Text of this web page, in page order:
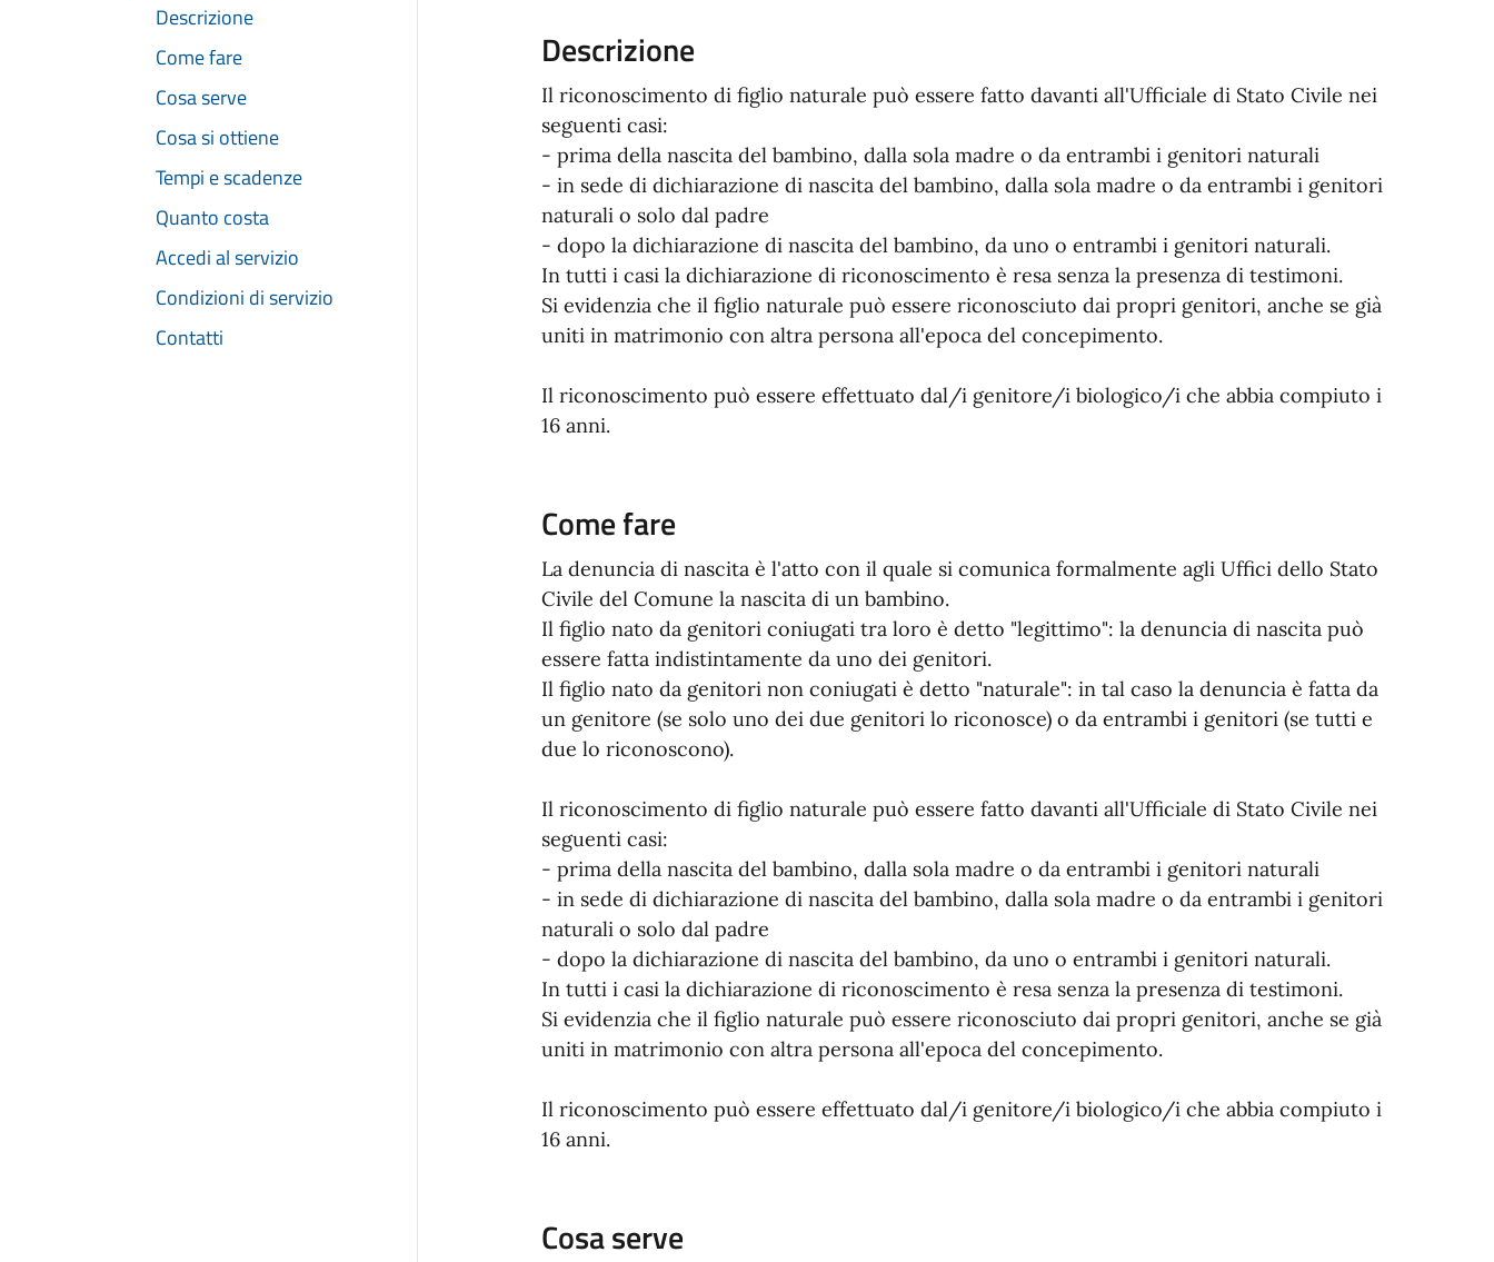
Descrizione
Come fare
Cosa serve
Cosa si ottiene
Tempi e scadenze
Quanto costa
Accedi al servizio
Condizioni di servizio
Contatti
Descrizione
Il riconoscimento di figlio naturale può essere fatto davanti all'Ufficiale di Stato Civile nei
seguenti casi:
- prima della nascita del bambino, dalla sola madre o da entrambi i genitori naturali
- in sede di dichiarazione di nascita del bambino, dalla sola madre o da entrambi i genitori
naturali o solo dal padre
- dopo la dichiarazione di nascita del bambino, da uno o entrambi i genitori naturali.
In tutti i casi la dichiarazione di riconoscimento è resa senza la presenza di testimoni.
Si evidenzia che il figlio naturale può essere riconosciuto dai propri genitori, anche se già
uniti in matrimonio con altra persona all'epoca del concepimento.
Il riconoscimento può essere effettuato dal/i genitore/i biologico/i che abbia compiuto i
16 anni.
Come fare
La denuncia di nascita è l'atto con il quale si comunica formalmente agli Uffici dello Stato
Civile del Comune la nascita di un bambino.
Il figlio nato da genitori coniugati tra loro è detto "legittimo": la denuncia di nascita può
essere fatta indistintamente da uno dei genitori.
Il figlio nato da genitori non coniugati è detto "naturale": in tal caso la denuncia è fatta da
un genitore (se solo uno dei due genitori lo riconosce) o da entrambi i genitori (se tutti e
due lo riconoscono).
Il riconoscimento di figlio naturale può essere fatto davanti all'Ufficiale di Stato Civile nei
seguenti casi:
- prima della nascita del bambino, dalla sola madre o da entrambi i genitori naturali
- in sede di dichiarazione di nascita del bambino, dalla sola madre o da entrambi i genitori
naturali o solo dal padre
- dopo la dichiarazione di nascita del bambino, da uno o entrambi i genitori naturali.
In tutti i casi la dichiarazione di riconoscimento è resa senza la presenza di testimoni.
Si evidenzia che il figlio naturale può essere riconosciuto dai propri genitori, anche se già
uniti in matrimonio con altra persona all'epoca del concepimento.
Il riconoscimento può essere effettuato dal/i genitore/i biologico/i che abbia compiuto i
16 anni.
Cosa serve